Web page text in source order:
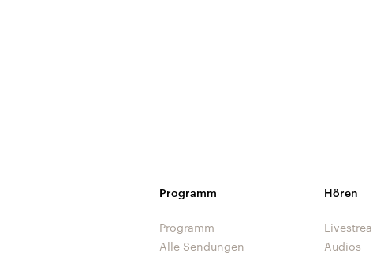
Programm
Programm
Alle Sendungen
Hören
Audios